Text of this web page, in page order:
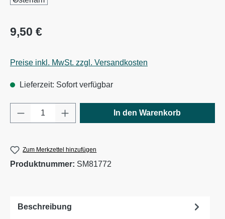
Regulärer Preis:
9,50 €
Preise inkl. MwSt. zzgl. Versandkosten
Lieferzeit: Sofort verfügbar
Produkt Anzahl: Gib den gewünschten
In den Warenkorb
Zum Merkzettel hinzufügen
Produktnummer: SM81772
Beschreibung